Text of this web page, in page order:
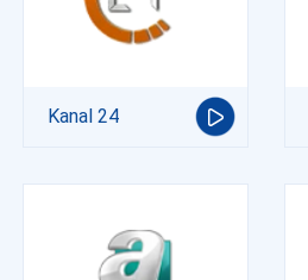
Kanal 24